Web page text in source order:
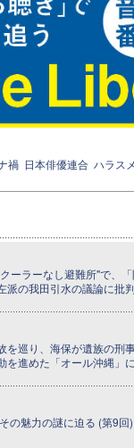
禍 日本俳優連合 ハラス
クーラーなし避難所"で、
派の我田引水の議論に批
を巡り、海保が遺族の刑
を進めた「オール沖縄」
の魅力の謎に迫る (第9回)